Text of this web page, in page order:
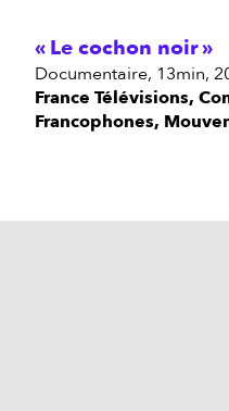
Le cochon noir
documentaire, 13min,
France Télévisions,
Francophones,